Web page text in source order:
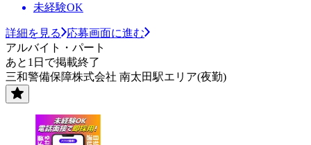
未経験OK
詳細を見る
応募画面に進む
アルバイト・パート
あと1日で掲載終了
三和警備保障株式会社 南太田駅エリア(夜勤)